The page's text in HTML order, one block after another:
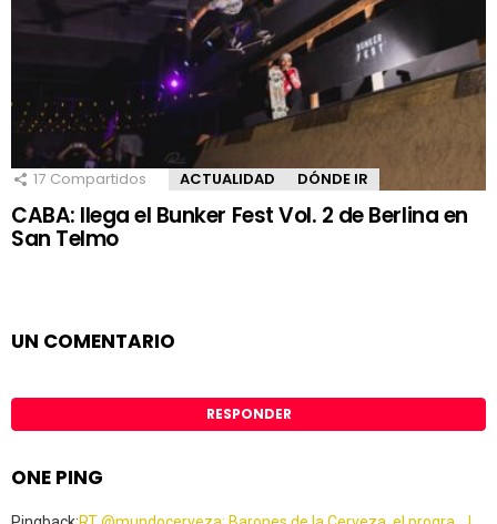
17 Compartidos ACTUALIDAD DÓNDE IR
CABA: llega el Bunker Fest Vol. 2 de Berlina en
San Telmo
UN COMENTARIO
RESPONDER
ONE PING